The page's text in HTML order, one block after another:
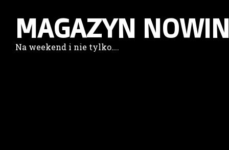
MAGAZYN
Na weekend i nie tylko….